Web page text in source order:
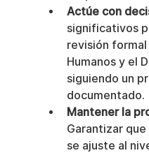
Actúe con
significativos
revisión
Humanos y el
siguiendo un
documentado.
Mantener la
Garantizar
se ajuste al